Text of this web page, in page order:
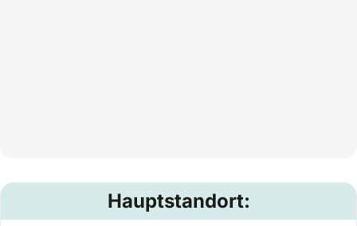
Hauptstandort: